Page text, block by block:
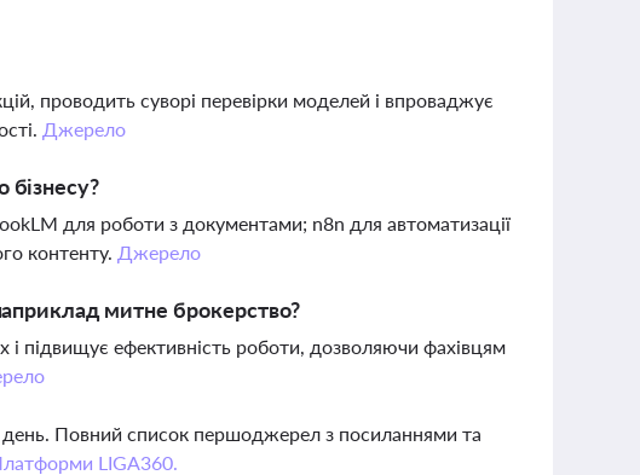
проводить суворі перевірки моделей і впроваджує
Джерело
бізнесу?
для роботи з документами; n8n для автоматизації
контенту. Джерело
митне брокерство?
і підвищує ефективність роботи, дозволяючи фахівцям
день. Повний список першоджерел з посиланнями та
LIGA360.